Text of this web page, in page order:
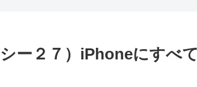
ー２７）iPhoneにすべ